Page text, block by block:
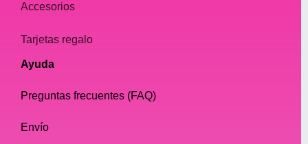
arco de aspecto natural. Vienen en
fácilmente para lograr un acabado más
natural.
Gels
Los geles para cejas son perfectos para
Accesorios
Tarjetas regalo
Ayuda
Preguntas frecuentes (FAQ)
Envío